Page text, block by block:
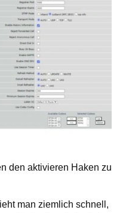
den aktivieren Haken zu
man ziemlich schnell,